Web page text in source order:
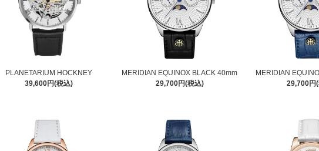
PLANETARIUM HOCKNEY
39,600円(税込)
MERIDIAN EQUINOX BLACK 40mm
29,700円(税込)
MERIDIAN
29,700円